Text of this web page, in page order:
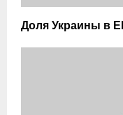
Доля Украины в